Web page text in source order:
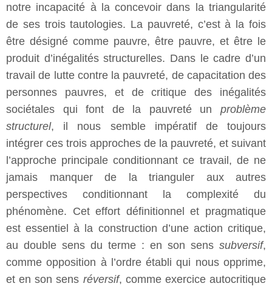
notre incapacité à la concevoir dans la triangularité
de ses trois tautologies. La pauvreté, c’est à la fois
être désigné comme pauvre, être pauvre, et être le
produit d’inégalités structurelles. Dans le cadre d’un
travail de lutte contre la pauvreté, de capacitation des
personnes pauvres, et de critique des inégalités
sociétales qui font de la pauvreté un problème
structurel, il nous semble impératif de toujours
intégrer ces trois approches de la pauvreté, et suivant
l’approche principale conditionnant ce travail, de ne
jamais manquer de la trianguler aux autres
perspectives conditionnant la complexité du
phénomène. Cet effort définitionnel et pragmatique
est essentiel à la construction d’une action critique,
au double sens du terme : en son sens subversif,
comme opposition à l’ordre établi qui nous opprime,
et en son sens réversif, comme exercice autocritique